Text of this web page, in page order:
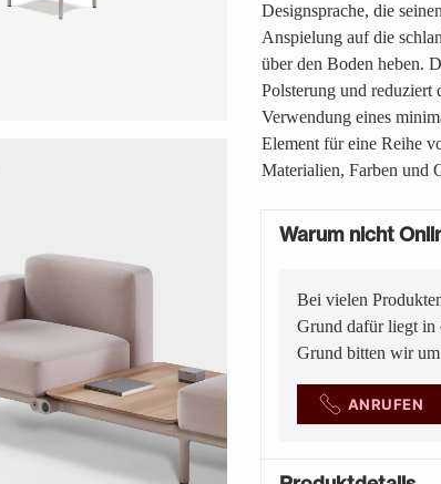
Designsprache, die
Anspielung auf die
über den Boden heben.‎
Polsterung und reduziert
Verwendung eines
Element für eine Reihe
Materialien, Farben und
Warum nicht
Bei vielen
Grund dafür liegt in
Grund bitten wir
ANRUFEN